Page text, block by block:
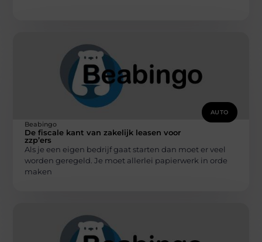
AUTO
Beabingo
De fiscale kant van zakelijk leasen voor
zzp’ers
Als je een eigen bedrijf gaat starten dan moet er veel
worden geregeld. Je moet allerlei papierwerk in orde
maken